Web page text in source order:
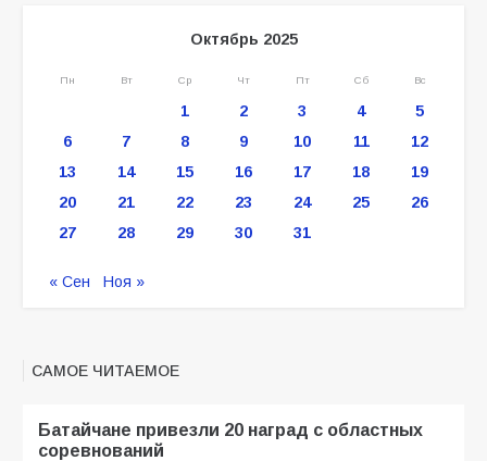
Октябрь 2025
Пн Вт Ср Чт Пт Сб Вс
1 2 3 4
5
6
7 8 9 10 11
12
13
14 15 16 17 18
19
20
21 22 23 24 25
26
27
28 29 30 31
« Сен Ноя »
САМОЕ ЧИТАЕМОЕ
Батайчане привезли 20 наград с областных
соревнований